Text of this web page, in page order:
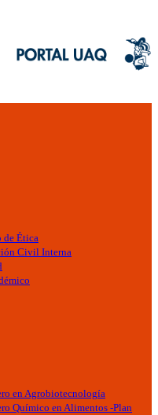
de Ética
Civil Interna
en Agrobiotecnología
Químico en Alimentos -Plan